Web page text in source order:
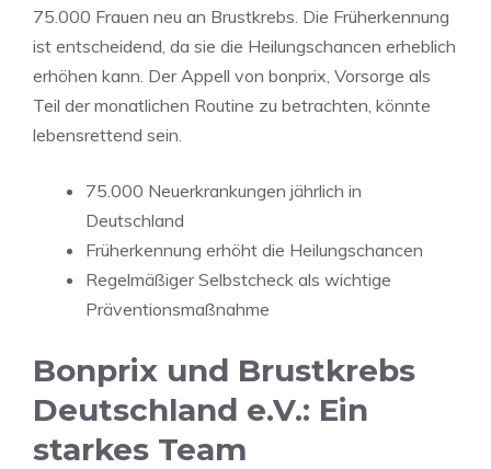
75.000 Frauen neu an Brustkrebs. Die Früherkennung
ist entscheidend, da sie die Heilungschancen erheblich
erhöhen kann. Der Appell von bonprix, Vorsorge als
Teil der monatlichen Routine zu betrachten, könnte
lebensrettend sein.
75.000 Neuerkrankungen jährlich in
Deutschland
Früherkennung erhöht die Heilungschancen
Regelmäßiger Selbstcheck als wichtige
Präventionsmaßnahme
Bonprix und Brustkrebs
Deutschland e.V.: Ein
starkes Team